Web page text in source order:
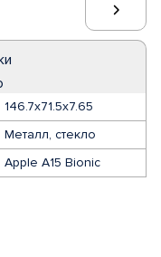
146.7x71.5x7.65
Металл, стекло
Apple A15 Bionic